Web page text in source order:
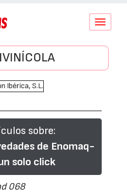
Conmutar
sobre:
de Enomaq-
solo click
068